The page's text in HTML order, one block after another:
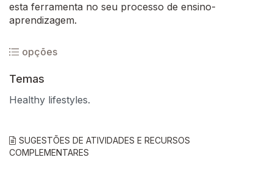
esta ferramenta no seu processo de ensino-
aprendizagem.
opções
Temas
Healthy lifestyles.
SUGESTÕES DE ATIVIDADES E RECURSOS
COMPLEMENTARES